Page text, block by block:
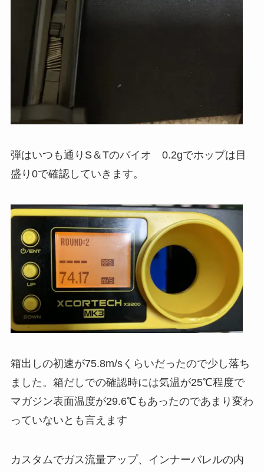
弾はいつも通りS＆Tのバイオ 0.2gでホップは目
盛り0で確認していきます。
箱出しの初速が75.8m/sくらいだったので少し落ち
ました。箱だしでの確認時には気温が25℃程度で
マガジン表面温度が29.6℃もあったのであまり変わ
っていないとも言えます
カスタムでガス流量アップ、インナーバレルの内